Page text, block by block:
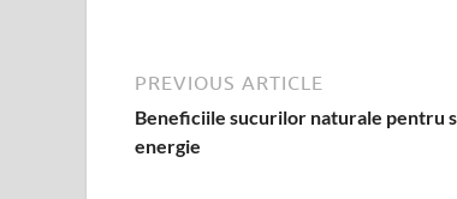
PREVIOUS ARTICLE
Beneficiile sucurilor naturale pentru
energie